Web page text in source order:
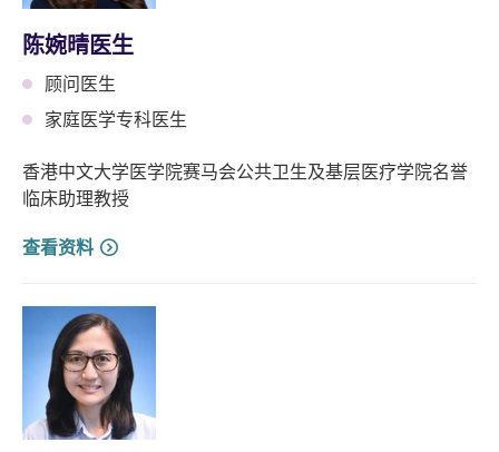
陈婉晴医生
顾问医生
家庭医学专科医生
香港中文大学医学院赛马会公共卫生及基层医疗学院名誉
临床助理教授
查看资料